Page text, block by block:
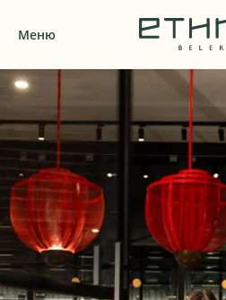
Меню